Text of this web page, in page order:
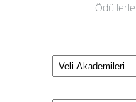
Ödüllerle